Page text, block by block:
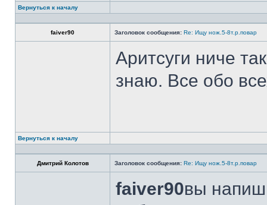
Вернуться к началу
faiver90 Заголовок сообщения: Re: Ищу нож.5-8т.р.повар
Аритсуги ниче
знаю. Все обо
Вернуться к началу
Дмитрий Колотов Заголовок сообщения: Re: Ищу нож.5-8т.р.повар
faiver90вы